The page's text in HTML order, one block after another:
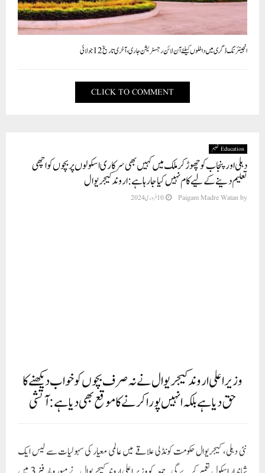
انجینئرنگ ڈگری میں داخلوں کیلئے آن لائن رجسٹریشن جاری، آخری تاریخ 12 جولائی
CLICK TO COMMENT
Education تعلیم
دہلی اور پنجاب کو چھوڑ کر ملک میں کہیں بھی سرکاری اسکولوں پر بچوں کو اچھی
تعلیم دینے کے لیے کام نہیں کیا جا رہا ہے: اروند کیجریوال
by
Paigam Madre Watan 10 فروری 2024
گئے کلاس رومز میں بچے پڑھ رہے تھے جنہیں قریبی اسکولوں میں منتقل کر دیا گیا۔یہاں
ایک نئی عمارت بنائی جا رہی ہے، جہاں 50 کلاس رومز، 5 لیبز، 3 لائبریریز، ایکٹیوٹی
رومز سمیت تمام سہولیات موجود ہوں گی۔ اس دوران وزیر اعلی اروند کیجریوال نے کہا
بنانا، سمن بھیجنا اور اسکول، اسپتال بنانا اور عوام کی خدمت کرنا ہے۔یہ میرا مذہب ہے۔
آج دہلی اور پنجاب کو چھوڑ کر ملک میں کہیں بھی اسکولوں پر کام نہیں ہو رہا ہے۔ بی جے پی